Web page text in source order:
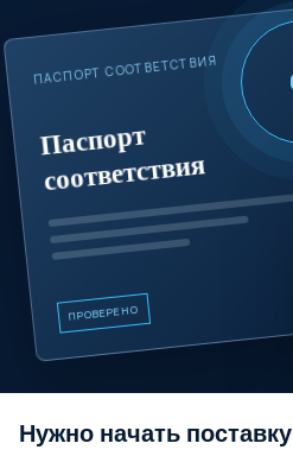
ПАСПОРТ СООТВЕТСТВИЯ
Паспорт
соответствия
ПРОВЕРЕНО
Нужно начать